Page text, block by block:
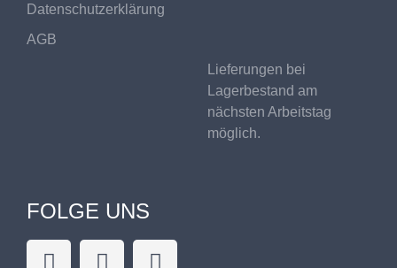
Datenschutzerklärung
AGB
Lieferungen bei
Lagerbestand am
nächsten Arbeitstag
möglich.
FOLGE UNS